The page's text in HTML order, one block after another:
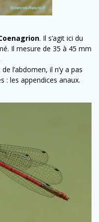
. Il s’agit ici du
Il mesure de 35 à 45 mm
l’abdomen, il n’y a pas
: les appendices anaux.